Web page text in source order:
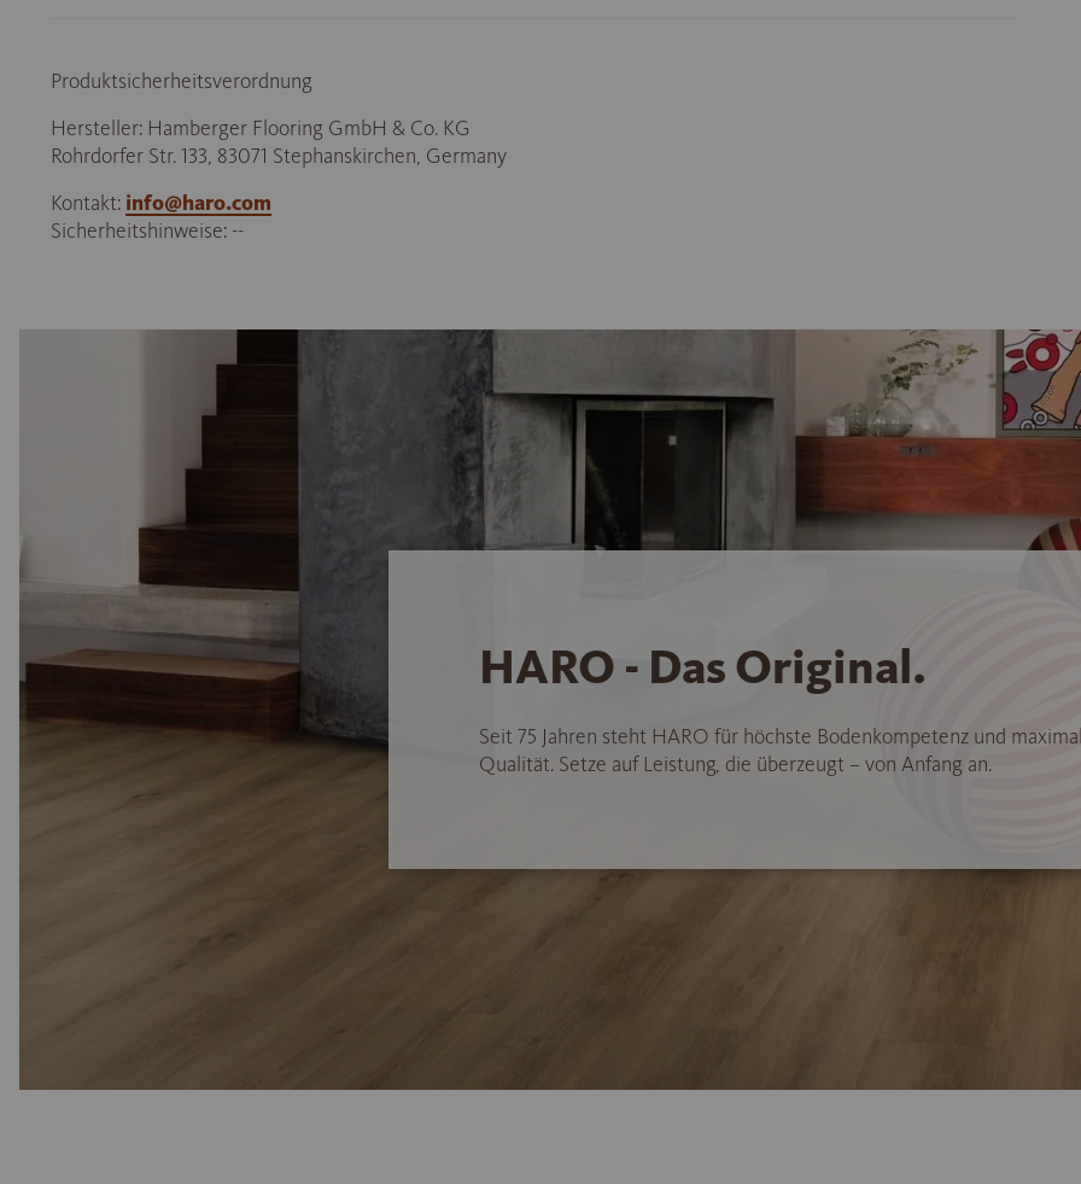
Produktsicherheitsverordnung
Hersteller: Hamberger Flooring GmbH & Co. KG
Rohrdorfer Str. 133, 83071 Stephanskirchen, Germany
Kontakt: info@haro.com
Sicherheitshinweise: --
HARO - Das Original.
Seit 75 Jahren steht HARO für höchste Bodenkompetenz und
Qualität. Setze auf Leistung, die überzeugt – von Anfang an.